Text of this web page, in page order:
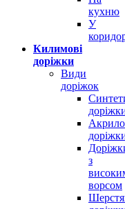
кухню
У
Килимові
доріжки
Види
доріжок
з
ворсом